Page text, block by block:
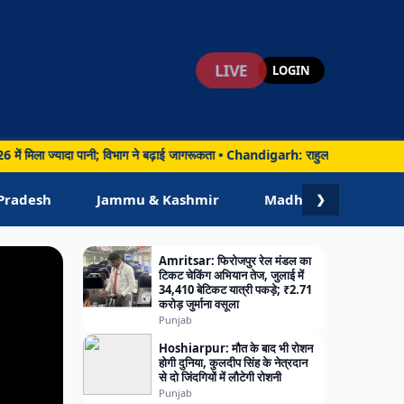
LIVE LOGIN
पानी; विभाग ने बढ़ाई जागरूकता • Chandigarh: राहुल गांधी ने बताया
Jammu & Kashmir Madhya Pradesh
❯
Amritsar: फिरोजपुर रेल मंडल का
टिकट चेकिंग अभियान तेज, जुलाई में
34,410 बेटिकट यात्री पकड़े; ₹2.71
करोड़ जुर्माना वसूला
Punjab
Hoshiarpur: मौत के बाद भी रोशन
होगी दुनिया, कुलदीप सिंह के नेत्रदान
से दो जिंदगियों में लौटेगी रोशनी
Punjab